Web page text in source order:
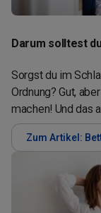
Darum solltest
Sorgst du im
Ordnung? Gut,
machen! Und das
Zum Artikel: